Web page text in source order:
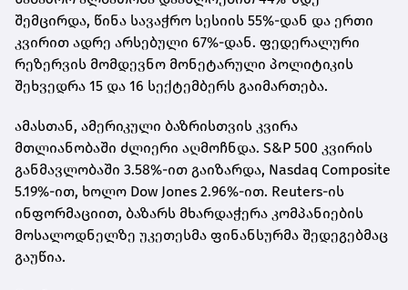
შემცირდა, წინა სავაჭრო სესიის 55%-დან და ერთი
კვირით ადრე არსებული 67%-დან. ფედერალური
რეზერვის მომდევნო მონეტარული პოლიტიკის
შეხვედრა 15 და 16 სექტემბერს გაიმართება.
ამასთან, ამერიკული ბაზრისთვის კვირა
მთლიანობაში ძლიერი აღმოჩნდა. S&P 500 კვირის
განმავლობაში 3.58%-ით გაიზარდა, Nasdaq Composite
5.19%-ით, ხოლო Dow Jones 2.96%-ით. Reuters-ის
ინფორმაციით, ბაზარს მხარდაჭერა კომპანიების
მოსალოდნელზე უკეთესმა ფინანსურმა შედეგებმაც
გაუწია.